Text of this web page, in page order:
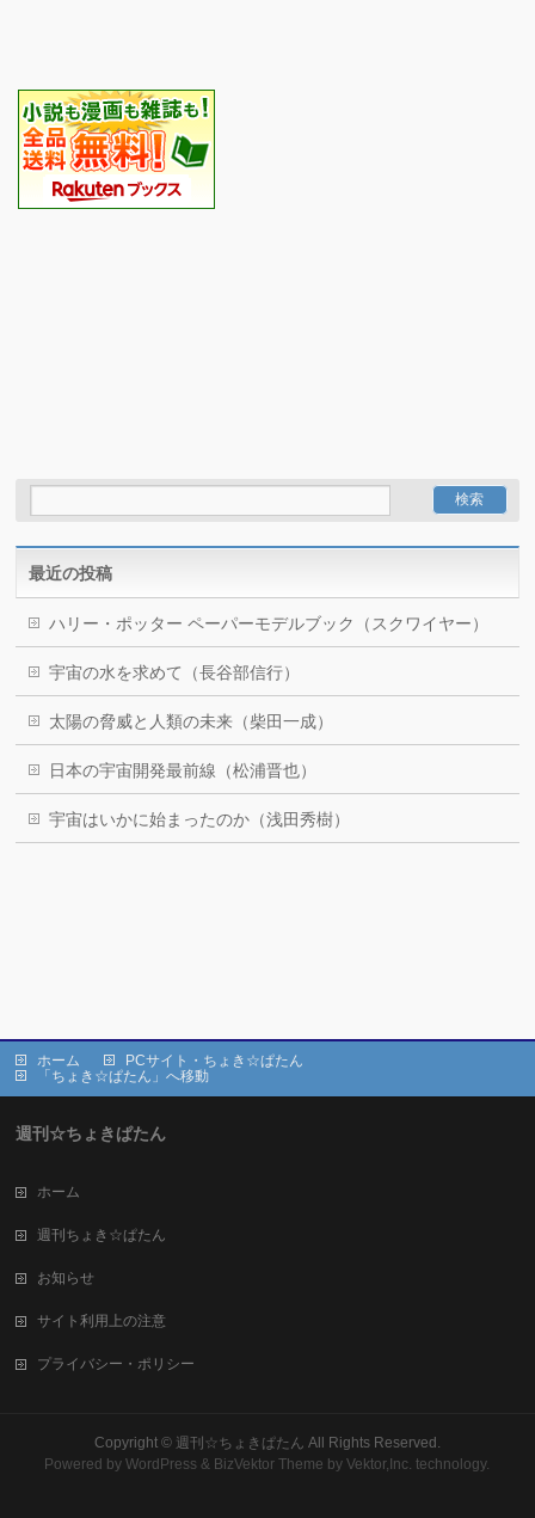
最近の投稿
ハリー・ポッター ペーパーモデルブック（スクワイヤー）
宇宙の水を求めて（長谷部信行）
太陽の脅威と人類の未来（柴田一成）
日本の宇宙開発最前線（松浦晋也）
宇宙はいかに始まったのか（浅田秀樹）
ホーム
PCサイト・ちょき☆ぱたん
「ちょき☆ぱたん」へ移動
週刊☆ちょきぱたん
ホーム
週刊ちょき☆ぱたん
お知らせ
サイト利用上の注意
プライバシー・ポリシー
Copyright © 週刊☆ちょきぱたん All Rights Reserved.
Powered byWordPress & BizVektor Theme by Vektor,Inc. technology.